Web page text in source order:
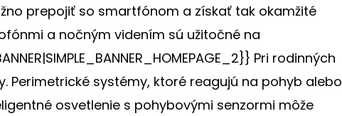
prepojiť so smartfónom a získať tak okamžité
a nočným videním sú užitočné na
Pri rodinných
Perimetrické systémy, ktoré reagujú na pohyb alebo
osvetlenie s pohybovými senzormi môže